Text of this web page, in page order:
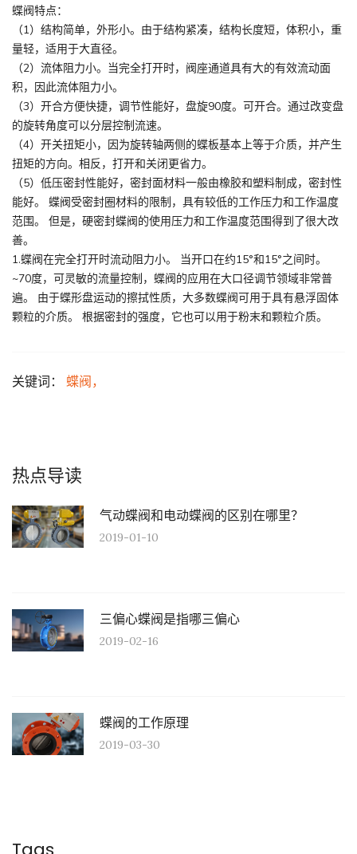
蝶阀特点：
（1）结构简单，外形小。由于结构紧凑，结构长度短，体积小，重
量轻，适用于大直径。
（2）流体阻力小。当完全打开时，阀座通道具有大的有效流动面
积，因此流体阻力小。
（3）开合方便快捷，调节性能好，盘旋90度。可开合。通过改变盘
的旋转角度可以分层控制流速。
（4）开关扭矩小，因为旋转轴两侧的蝶板基本上等于介质，并产生
扭矩的方向。相反，打开和关闭更省力。
（5）低压密封性能好，密封面材料一般由橡胶和塑料制成，密封性
能好。 蝶阀受密封圈材料的限制，具有较低的工作压力和工作温度
范围。 但是，硬密封蝶阀的使用压力和工作温度范围得到了很大改
善。
1.蝶阀在完全打开时流动阻力小。 当开口在约15°和15°之间时。
~70度，可灵敏的流量控制，蝶阀的应用在大口径调节领域非常普
遍。 由于蝶形盘运动的擦拭性质，大多数蝶阀可用于具有悬浮固体
颗粒的介质。 根据密封的强度，它也可以用于粉末和颗粒介质。
关键词： 蝶阀，
热点导读
气动蝶阀和电动蝶阀的区别在哪里？
2019-01-10
三偏心蝶阀是指哪三偏心
2019-02-16
蝶阀的工作原理
2019-03-30